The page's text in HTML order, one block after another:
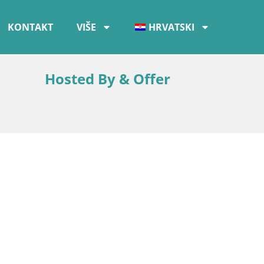
KONTAKT VIŠE HRVATSKI
Hosted By & Offer